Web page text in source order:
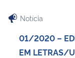
Notícia
01/2020 –
EM LETRAS/